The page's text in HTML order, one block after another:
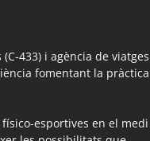
de Segarra
433) i agència de viatges
fomentant la pràctica
esportives en el medi